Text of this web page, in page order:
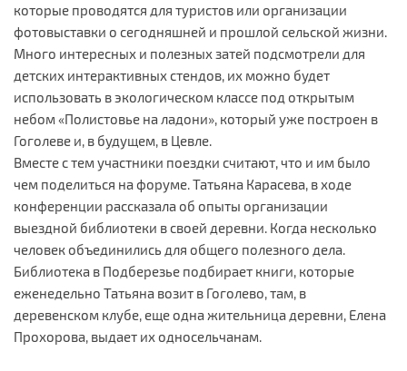
которые проводятся для туристов или организации
фотовыставки о сегодняшней и прошлой сельской жизни.
Много интересных и полезных затей подсмотрели для
детских интерактивных стендов, их можно будет
использовать в экологическом классе под открытым
небом «Полистовье на ладони», который уже построен в
Гоголеве и, в будущем, в Цевле.
Вместе с тем участники поездки считают, что и им было
чем поделиться на форуме. Татьяна Карасева, в ходе
конференции рассказала об опыты организации
выездной библиотеки в своей деревни. Когда несколько
человек объединились для общего полезного дела.
Библиотека в Подберезье подбирает книги, которые
еженедельно Татьяна возит в Гоголево, там, в
деревенском клубе, еще одна жительница деревни, Елена
Прохорова, выдает их односельчанам.